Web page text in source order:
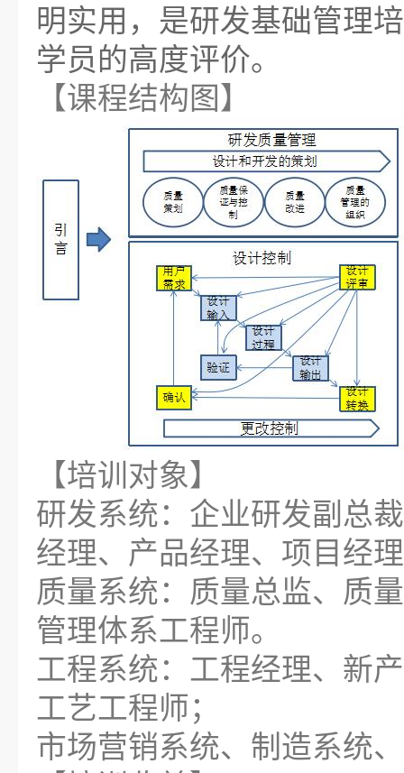
明实用，是研发基础管理
学员的高度评价。
【课程结构图】
【培训对象】
研发系统：企业研发副总
经理、产品经理、项目经
质量系统：质量总监、质
管理体系工程师。
工程系统：工程经理、新
工艺工程师；
市场营销系统、制造系统